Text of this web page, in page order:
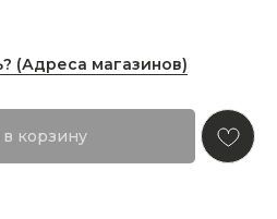
(Адреса магазинов)
корзину